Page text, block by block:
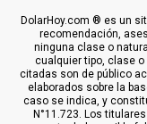
DolarHoy.com ® es un
recomendación,
ninguna clase o
cualquier tipo, clase
citadas son de público
elaborados sobre la
caso se indica, y
N°11.723. Los